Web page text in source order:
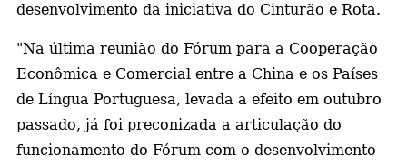
desenvolvimento da iniciativa do Cinturão e Rota.
"Na última reunião do Fórum para a Cooperação
Econômica e Comercial entre a China e os Países
de Língua Portuguesa, levada a efeito em outubro
passado, já foi preconizada a articulação do
funcionamento do Fórum com o desenvolvimento